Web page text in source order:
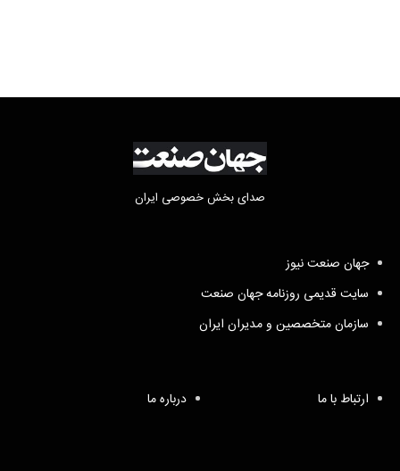
صدای بخش خصوصی ایران
جهان صنعت نیوز
سایت قدیمی روزنامه جهان صنعت
سازمان متخصصین و مدیران ایران
ارتباط با ما درباره ما